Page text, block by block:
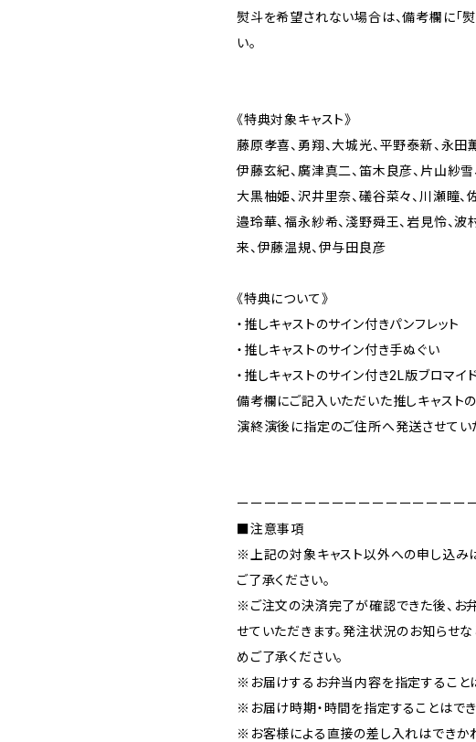
熨斗を希望されない場合は、備考欄に「
い。
《特典対象キャスト》
藤原孝喜、勇翔、大城光、平野泰新、永田
伊藤玄紀、廣津真二、笛木良彦、片山紗雪
大黒柚姫、沢井里奈、礒谷菜々、川瀬瞳、
邉玲華、福永紗希、淺野舜王、岩見怜、波
来、伊藤温規、伊与田良彦
《特典について》
・推しキャストのサイン付きパンフレット
・推しキャストのサイン付き手ぬぐい
・推しキャストのサイン付き2L版ブロマイ
備考欄にご記入いただいた推しキャスト
演終演後に指定のご住所へ発送させてい
ーーーーーーーーーーーーーーーーー
■注意事項
※上記の対象キャスト以外への申し込み
ご了承ください。
※ご注文の決済完了が確認できた後、お
せていただきます。発注状況のお知らせ
めご了承ください。
※お届けするお弁当内容を指定すること
※お届け時期・時間を指定することはでき
※お客様による直接の差し入れはできか